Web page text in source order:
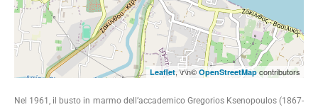
Leaflet, \r\n© OpenStreetMapcontributors
Nel 1961, il busto in marmo dell’accademico Gregorios Ksenopoulos (1867-